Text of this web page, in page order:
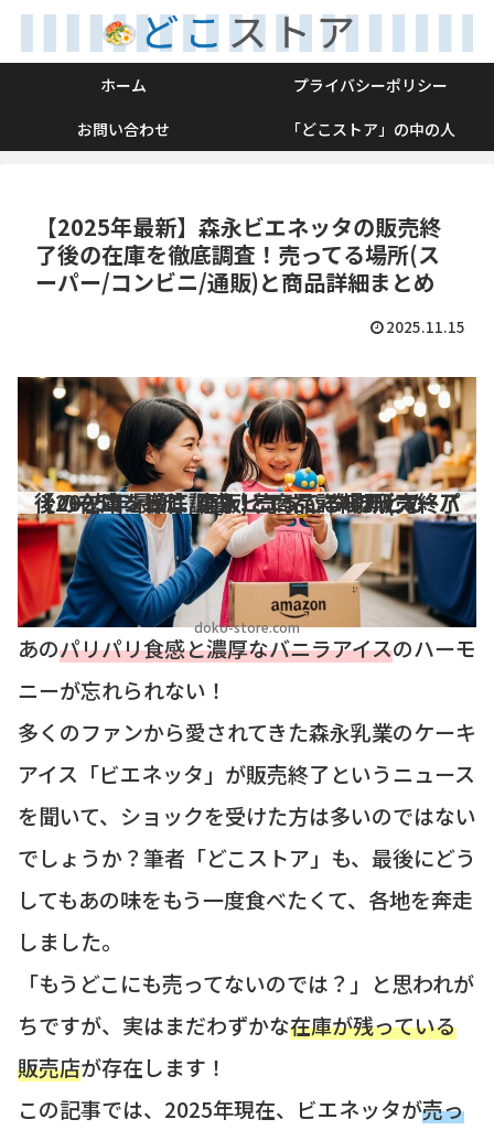
ホーム
プライバシーポリシー
お問い合わせ
「どこストア」の中の人
【2025年最新】森永ビエネッタの販売終
了後の在庫を徹底調査！売ってる場所(ス
ーパー/コンビニ/通販)と商品詳細まとめ
2025.11.15
doko-store.com
【2025年最新】森永ビエネッタの販売終了後の在庫を徹底調査！売ってる場所(スーパー/コンビニ/通販)と商品詳細まとめ
あのパリパリ食感と濃厚なバニラアイスのハーモ
ニーが忘れられない！
多くのファンから愛されてきた森永乳業のケーキ
アイス「ビエネッタ」が販売終了というニュース
を聞いて、ショックを受けた方は多いのではない
でしょうか？筆者「どこストア」も、最後にどう
してもあの味をもう一度食べたくて、各地を奔走
しました。
「もうどこにも売ってないのでは？」と思われが
ちですが、実はまだわずかな在庫が残っている
販売店が存在します！
この記事では、2025年現在、ビエネッタが売っ